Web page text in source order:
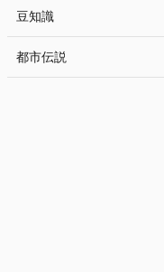
豆知識
都市伝説